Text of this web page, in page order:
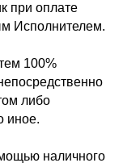
при оплате
Исполнителем.
100%
либо
иное.
наличного